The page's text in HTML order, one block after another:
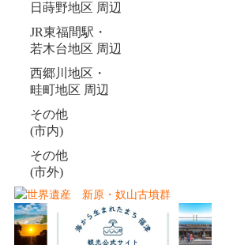
日蒔野地区 周辺
JR東福間駅・
若木台地区 周辺
西郷川地区・
畦町地区 周辺
その他
(市内)
その他
(市外)